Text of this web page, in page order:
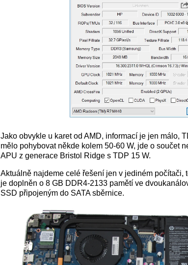
Jako obvykle u karet od AMD, informací je jen málo,
mělo pohybovat někde kolem 50-60 W, jde o součet
APU z generace Bristol Ridge s TDP 15 W.
Aktuálně najdeme celé řešení jen v jediném počítači,
je doplněn o 8 GB DDR4-2133 pamětí ve
SSD připojeným do SATA sběrnice.